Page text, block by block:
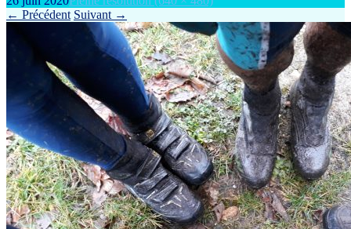
← Précédent Suivant →